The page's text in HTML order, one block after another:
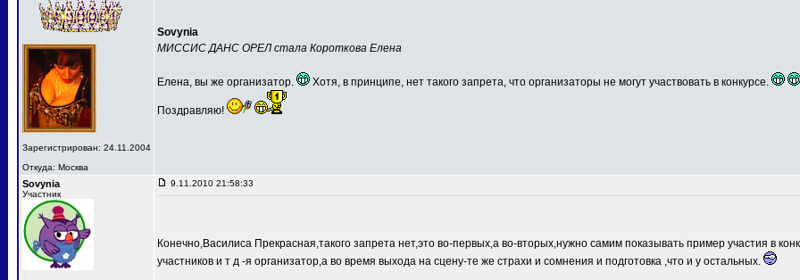
Зарегистрирован: 24.11.2004
Откуда: Москва
Sovynia
МИССИС ДАНС ОРЕЛ стала Короткова Елена
Елена, вы же организатор. Хотя, в принципе, нет такого запрета, что организаторы не могут участвовать в конкурсе.
Поздравляю!
Sovynia
Участник
9.11.2010 21:58:33
Конечно,Василиса Прекрасная,такого запрета нет,это во-первых,а во-вторых,нужно самим показывать пример участия в
участников и т д -я организатор,а во время выхода на сцену-те же страхи и сомнения и подготовка ,что и у остальных.